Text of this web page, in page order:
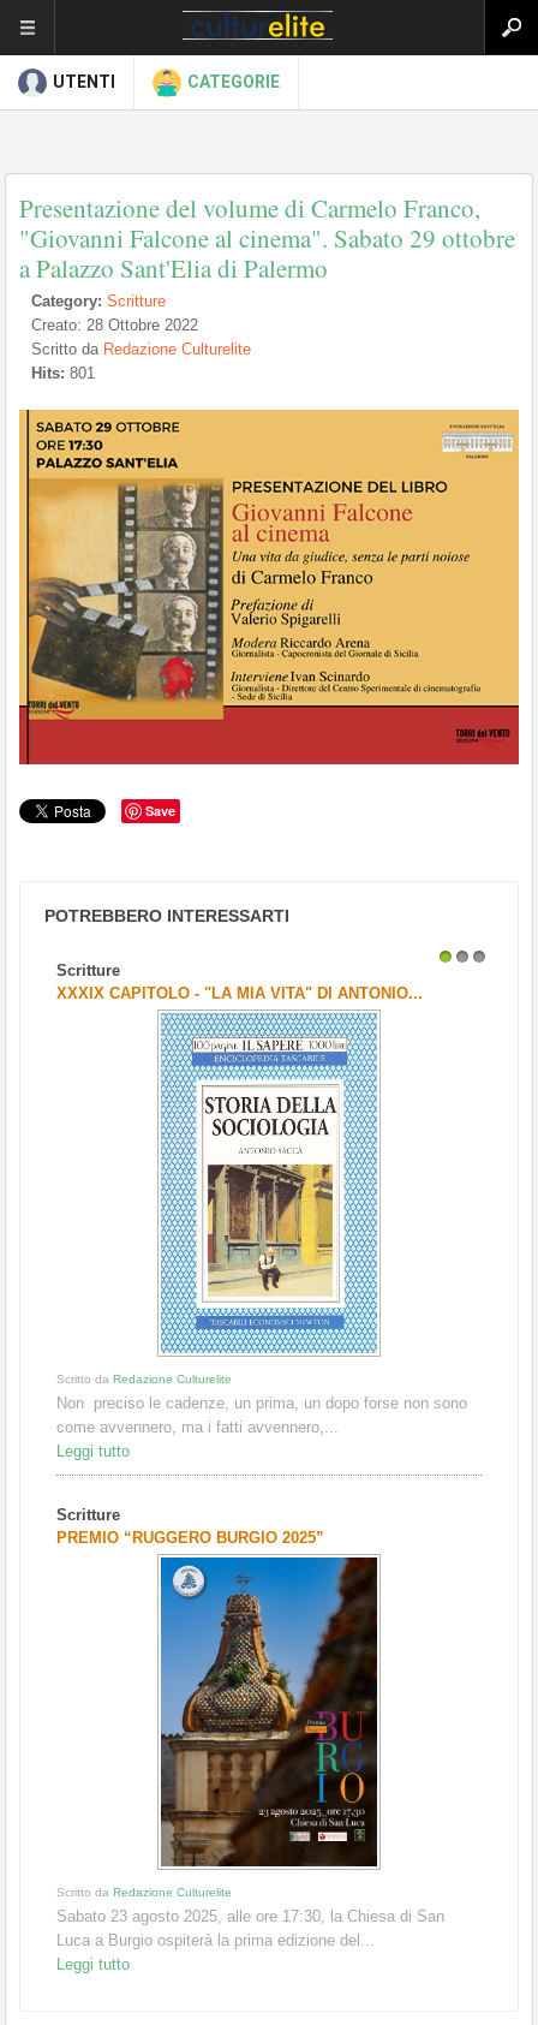
UTENTI CATEGORIE
Presentazione del volume di Carmelo Franco,
"Giovanni Falcone al cinema". Sabato 29 ottobre
a Palazzo Sant'Elia di Palermo
Category: Scritture
Creato: 28 Ottobre 2022
Scritto da Redazione Culturelite
Hits: 801
Save
POTREBBERO INTERESSARTI
Scritture
XXXIX CAPITOLO - "LA MIA VITA" DI ANTONIO...
Scritto da Redazione Culturelite
Non preciso le cadenze, un prima, un dopo forse non sono
come avvennero, ma i fatti avvennero,...
Leggi tutto
Scritture
PREMIO “RUGGERO BURGIO 2025”
Scritto da Redazione Culturelite
Sabato 23 agosto 2025, alle ore 17:30, la Chiesa di San
Luca a Burgio ospiterà la prima edizione del...
Leggi tutto